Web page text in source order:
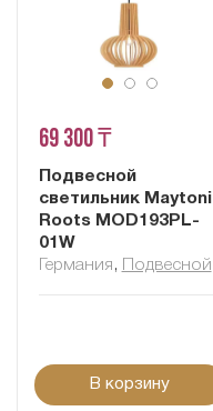
69 300 ₸
Подвесной
светильник Maytoni
Roots MOD193PL-
01W
Германия , Подвесной
В корзину